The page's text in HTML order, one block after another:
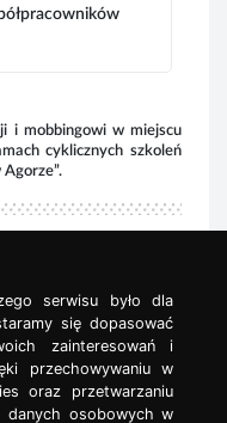
i mobbingowi w miejscu
cyklicznych szkoleń
serwisu było dla
się dopasować
zainteresowań i
przechowywaniu w
oraz przetwarzaniu
danych osobowych w